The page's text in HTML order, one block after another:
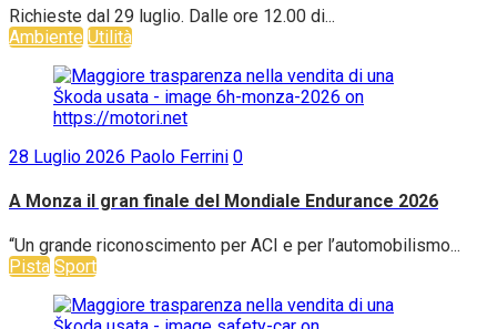
Richieste dal 29 luglio. Dalle ore 12.00 di...
Ambiente Utilità
28 Luglio 2026 Paolo Ferrini 0
A Monza il gran finale del Mondiale Endurance 2026
“Un grande riconoscimento per ACI e per l’automobilismo...
Pista Sport